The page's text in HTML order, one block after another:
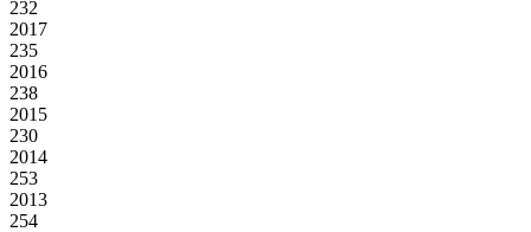
232
2017
235
2016
238
2015
230
2014
253
2013
254